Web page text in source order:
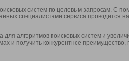
систем по целевым запросам. С
специалистами сервиса проводится
алгоритмов поисковых систем и
и получить конкурентное преимущество,